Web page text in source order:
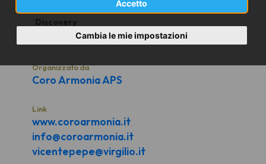
Accetto
Cambia le mie impostazioni
Discovery
Organizzato da
Coro Armonia APS
Link
www.coroarmonia.it
info@coroarmonia.it
vicentepepe@virgilio.it